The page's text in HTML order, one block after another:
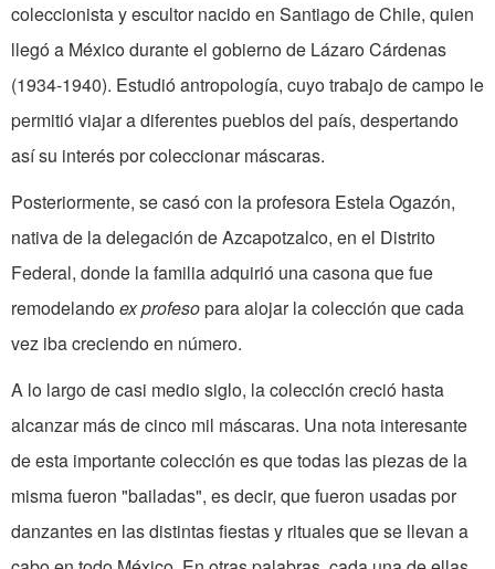
coleccionista y escultor nacido en Santiago de Chile, quien
llegó a México durante el gobierno de Lázaro Cárdenas
(1934-1940). Estudió antropología, cuyo trabajo de campo le
permitió viajar a diferentes pueblos del país, despertando
así su interés por coleccionar máscaras.
Posteriormente, se casó con la profesora Estela Ogazón,
nativa de la delegación de Azcapotzalco, en el Distrito
Federal, donde la familia adquirió una casona que fue
remodelandoex profesopara alojar la colección que cada
vez iba creciendo en número.
A lo largo de casi medio siglo, la colección creció hasta
alcanzar más de cinco mil máscaras. Una nota interesante
de esta importante colección es que todas las piezas de la
misma fueron "bailadas", es decir, que fueron usadas por
danzantes en las distintas fiestas y rituales que se llevan a